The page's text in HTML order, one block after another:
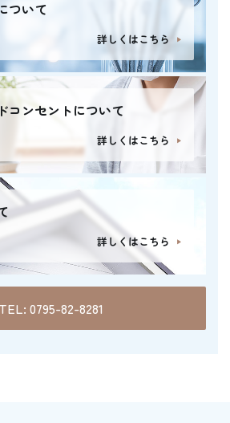
ついて
詳しくはこちら
コンセントについて
詳しくはこちら
詳しくはこちら
TEL: 0795-82-8281